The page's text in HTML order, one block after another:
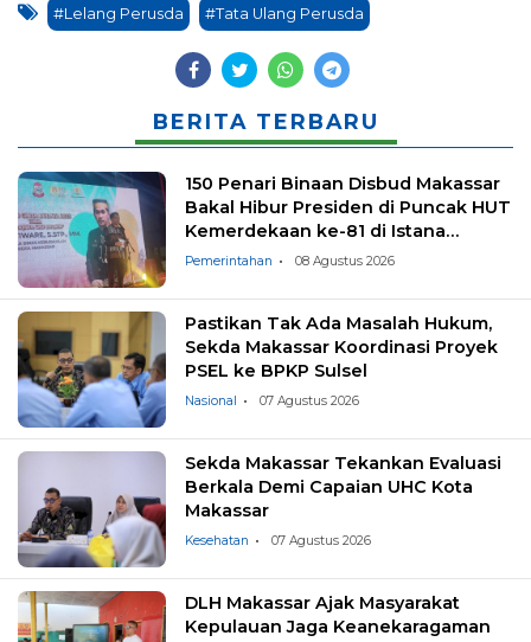
#Lelang Perusda #Tata Ulang Perusda
BERITA TERBARU
150 Penari Binaan Disbud Makassar
Bakal Hibur Presiden di Puncak HUT
Kemerdekaan ke-81 di Istana
Negara
Pemerintahan 08 Agustus 2026
Pastikan Tak Ada Masalah Hukum,
Sekda Makassar Koordinasi Proyek
PSEL ke BPKP Sulsel
Nasional 07 Agustus 2026
Sekda Makassar Tekankan Evaluasi
Berkala Demi Capaian UHC Kota
Makassar
Kesehatan 07 Agustus 2026
DLH Makassar Ajak Masyarakat
Kepulauan Jaga Keanekaragaman